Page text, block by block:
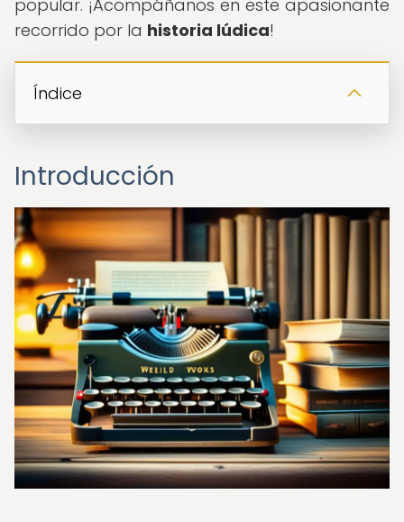
popular. ¡Acompáñanos en este apasionante
recorrido por la historia lúdica!
Índice
Introducción